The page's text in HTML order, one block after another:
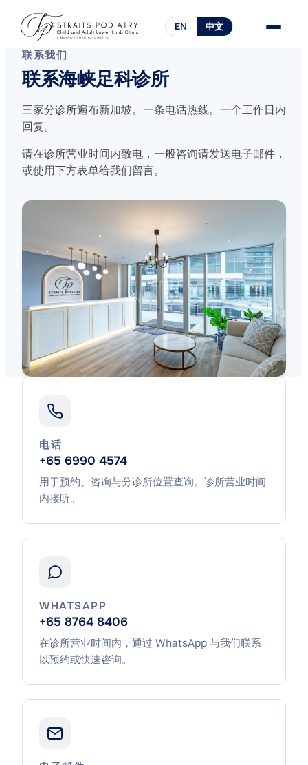
EN 中文
联系我们
联系海峡足科诊所
三家分诊所遍布新加坡。一条电话热线。一个工作日内
回复。
请在诊所营业时间内致电，一般咨询请发送电子邮件，
或使用下方表单给我们留言。
电话
+65 6990 4574
用于预约、咨询与分诊所位置查询。诊所营业时间
内接听。
WHATSAPP
+65 8764 8406
在诊所营业时间内，通过 WhatsApp 与我们联系
以预约或快速咨询。